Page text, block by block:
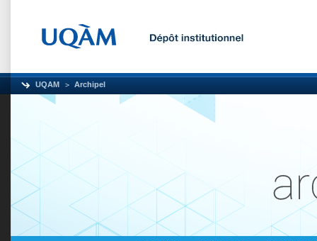
UQAM Archipel